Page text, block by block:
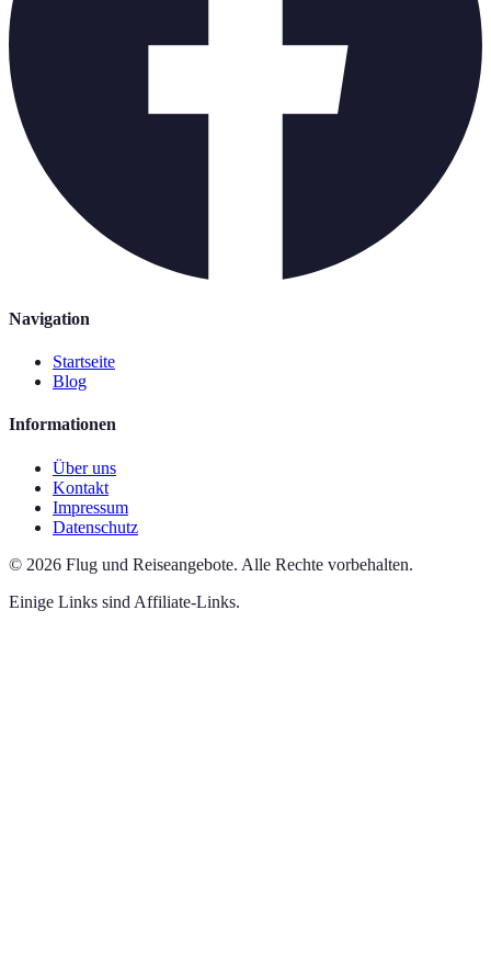
Navigation
Startseite
Blog
Informationen
Über uns
Kontakt
Impressum
Datenschutz
© 2026 Flug und Reiseangebote. Alle Rechte vorbehalten.
Einige Links sind Affiliate-Links.